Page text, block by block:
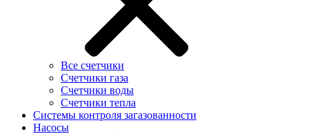
Все счетчики
Счетчики газа
Счетчики воды
Счетчики тепла
Системы контроля загазованности
Насосы